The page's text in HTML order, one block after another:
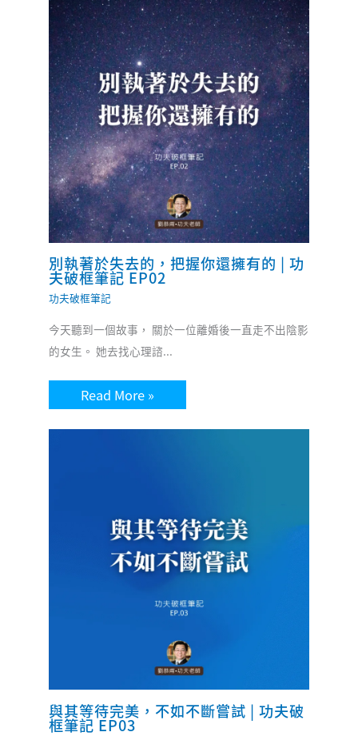
別執著於失去的，把握你還擁有的 | 功
夫破框筆記 EP02
功夫破框筆記
今天聽到一個故事， 關於一位離婚後一直走不出陰影
的女生。 她去找心理諮...
Read More »
與其等待完美，不如不斷嘗試 | 功夫破
框筆記 EP03